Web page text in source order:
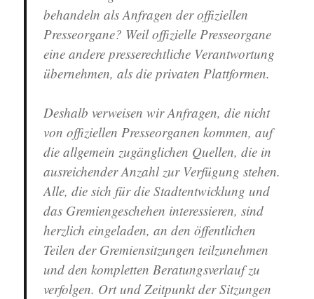
behandeln als Anfragen der offiziellen
Presseorgane? Weil offizielle Presseorgane
eine andere presserechtliche Verantwortung
übernehmen, als die privaten Plattformen.
Deshalb verweisen wir Anfragen, die nicht
von offiziellen Presseorganen kommen, auf
die allgemein zugänglichen Quellen, die in
ausreichender Anzahl zur Verfügung stehen.
Alle, die sich für die Stadtentwicklung und
das Gremiengeschehen interessieren, sind
herzlich eingeladen, an den öffentlichen
Teilen der Gremiensitzungen teilzunehmen
und den kompletten Beratungsverlauf zu
verfolgen. Ort und Zeitpunkt der Sitzungen